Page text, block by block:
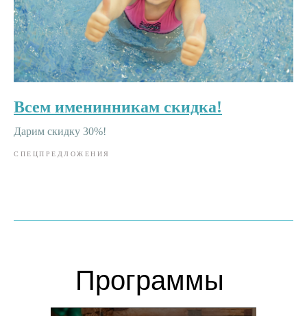
Всем именинникам скидка!
Дарим скидку 30%!
СПЕЦПРЕДЛОЖЕНИЯ
Программы